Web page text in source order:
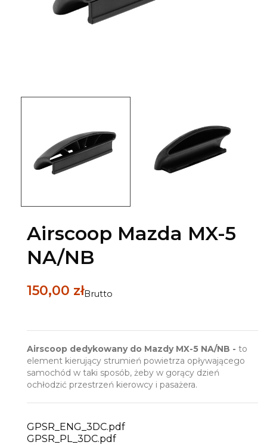
Airscoop Mazda MX-5
NA/NB
150,00 złBrutto
Airscoop dedykowany do Mazdy MX-5 NA/NB - to
element kierujący strumień powietrza opływającego
samochód w taki sposób, żeby w gorący dzień
ochłodzić przestrzeń kierowcy i pasażera.
GPSR_ENG_3DC.pdf
GPSR_PL_3DC.pdf